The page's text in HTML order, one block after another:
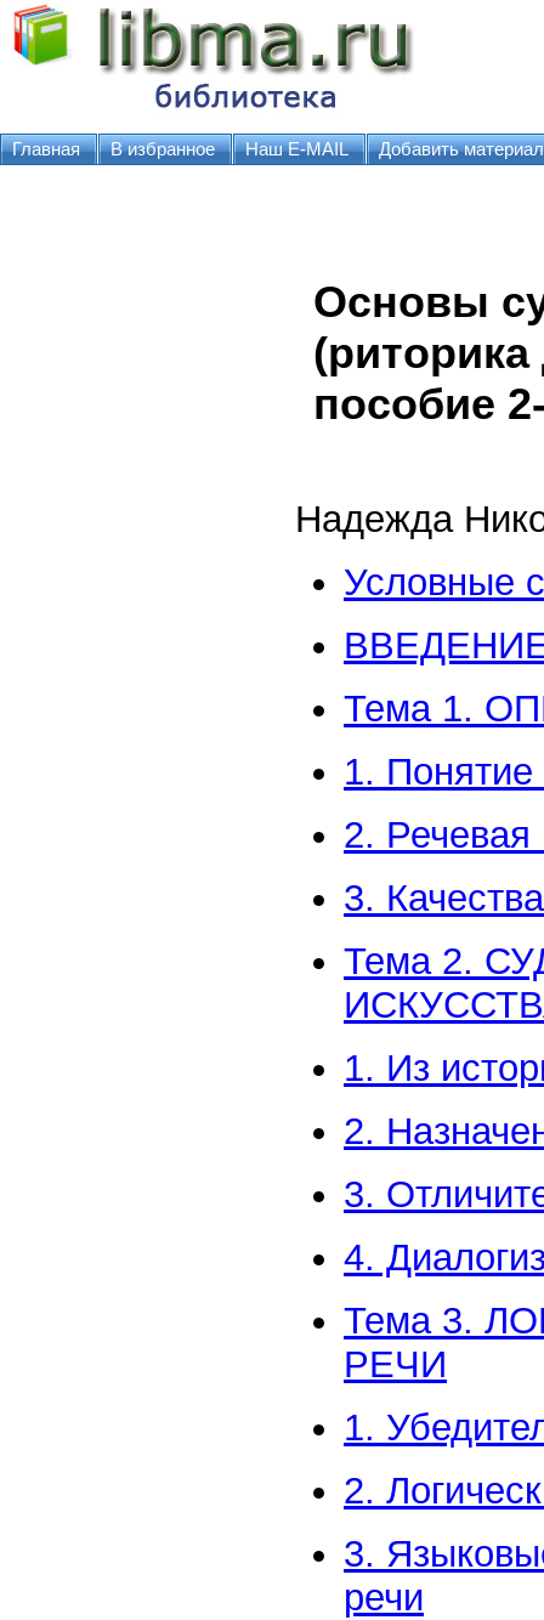
Главная В избранное Наш E-MAIL Добавить материал
Основы
пособие
Надежда
Условные
Тема 1.
1. Понятие
2. Речевая
3.
Тема 2.
1. Из
2.
3.
4.
Тема 3.
РЕЧИ
1.
2.
3.
речи